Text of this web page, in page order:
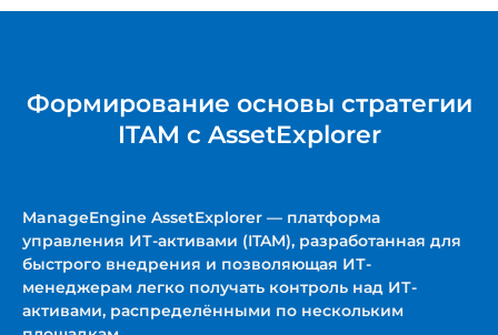
Формирование основы стратегии
ITAM с AssetExplorer
ManageEngine AssetExplorer — платформа
управления ИТ-активами (ITAM), разработанная для
быстрого внедрения и позволяющая ИТ-
менеджерам легко получать контроль над ИТ-
активами, распределёнными по нескольким